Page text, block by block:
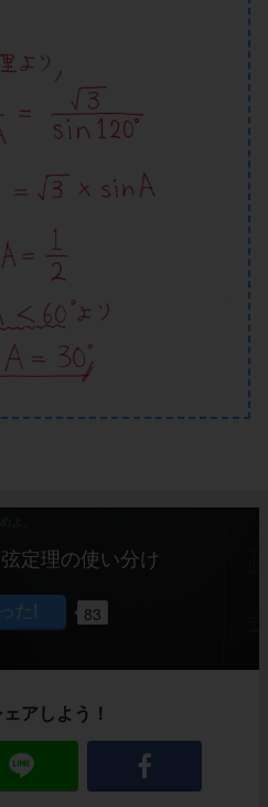
定理の使い分け
83
アしよう！